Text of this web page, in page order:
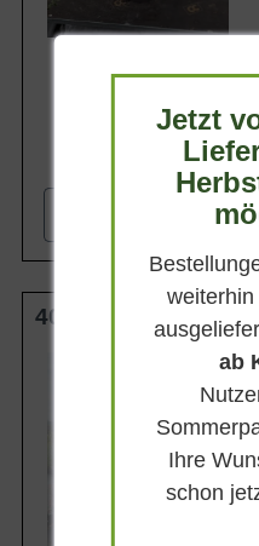
40-50 cm (breit) C10
Jetzt
ab
Ihre
schon